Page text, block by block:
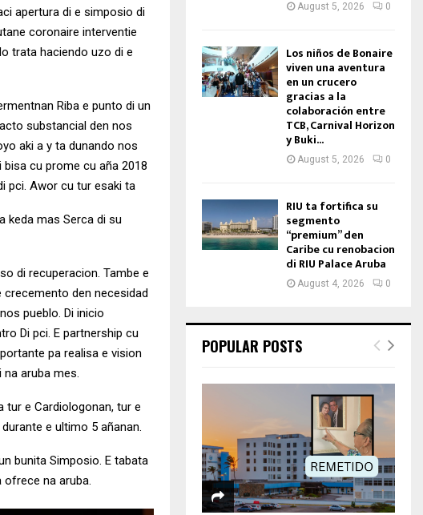
apertura di e simposio di
coronaire interventie
trata haciendo uzo di e
Riba e punto di un
substancial den nos
aki a y ta dunando nos
cu prome cu aña 2018
pci. Awor cu tur esaki ta
keda mas Serca di su
di recuperacion. Tambe e
den necesidad
pueblo. Di inicio
Di pci. E partnership cu
pa realisa e vision
aruba mes.
tur e Cardiologonan, tur e
e ultimo 5 añanan.
bunita Simposio. E tabata
na aruba.
August 5, 2026 0
Los niños de Bonaire
viven una aventura
en un crucero
gracias a la
colaboración entre
TCB, Carnival Horizon
y Buki...
August 5, 2026 0
RIU ta fortifica su
segmento
“premium” den
Caribe cu renobacion
di RIU Palace Aruba
August 4, 2026 0
POPULAR POSTS